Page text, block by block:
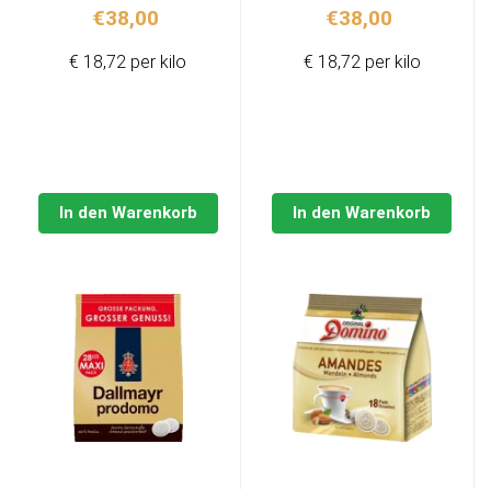
€38,00
In den Warenkorb
€ 18,72 per kilo
€38,00
In den Warenkorb
€ 18,72 per kilo